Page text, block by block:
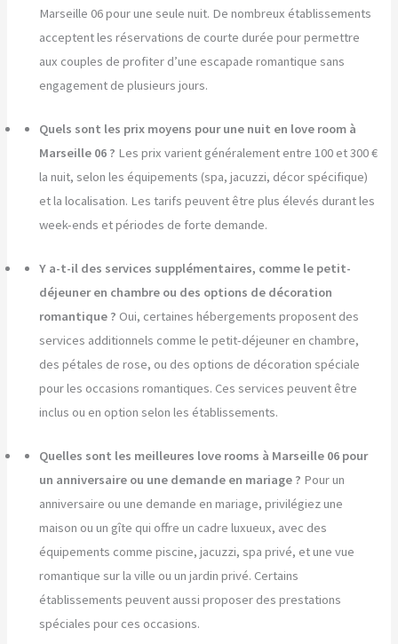
Marseille 06 pour une seule nuit. De nombreux établissements
acceptent les réservations de courte durée pour permettre
aux couples de profiter d’une escapade romantique sans
engagement de plusieurs jours.
Quels sont les prix moyens pour une nuit en love room à
Marseille 06 ? Les prix varient généralement entre 100 et 300 €
la nuit, selon les équipements (spa, jacuzzi, décor spécifique)
et la localisation. Les tarifs peuvent être plus élevés durant les
week-ends et périodes de forte demande.
Y a-t-il des services supplémentaires, comme le petit-
déjeuner en chambre ou des options de décoration
romantique ? Oui, certaines hébergements proposent des
services additionnels comme le petit-déjeuner en chambre,
des pétales de rose, ou des options de décoration spéciale
pour les occasions romantiques. Ces services peuvent être
inclus ou en option selon les établissements.
Quelles sont les meilleures love rooms à Marseille 06 pour
un anniversaire ou une demande en mariage ? Pour un
anniversaire ou une demande en mariage, privilégiez une
maison ou un gîte qui offre un cadre luxueux, avec des
équipements comme piscine, jacuzzi, spa privé, et une vue
romantique sur la ville ou un jardin privé. Certains
établissements peuvent aussi proposer des prestations
spéciales pour ces occasions.